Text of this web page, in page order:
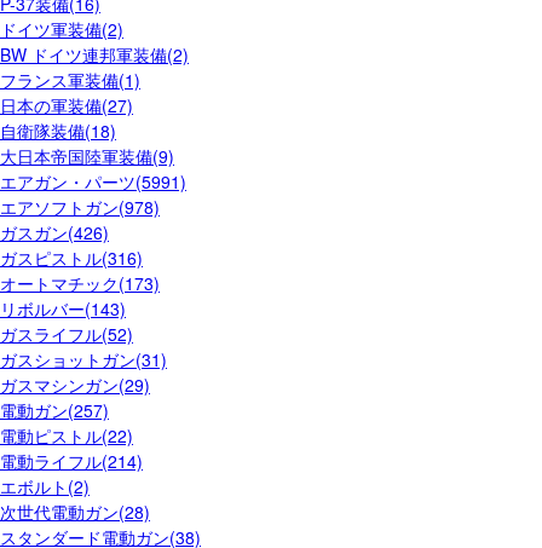
ドイツ軍装備(2)
BW ドイツ連邦軍装備(2)
フランス軍装備(1)
日本の軍装備(27)
自衛隊装備(18)
大日本帝国陸軍装備(9)
エアガン・パーツ(5991)
エアソフトガン(978)
ガスガン(426)
ガスピストル(316)
オートマチック(173)
リボルバー(143)
ガスライフル(52)
ガスショットガン(31)
ガスマシンガン(29)
電動ガン(257)
電動ピストル(22)
電動ライフル(214)
エボルト(2)
次世代電動ガン(28)
スタンダード電動ガン(38)